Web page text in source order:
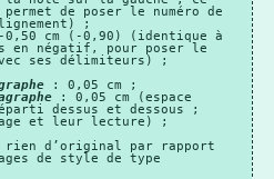
permet de poser le numéro de
;
cm (-0,90) (identique à
en négatif, pour poser le
ses délimiteurs) ;
: 0,05 cm ;
: 0,05 cm (espace
dessus et dessous ;
et leur lecture) ;
rien d’original par rapport
de style de type